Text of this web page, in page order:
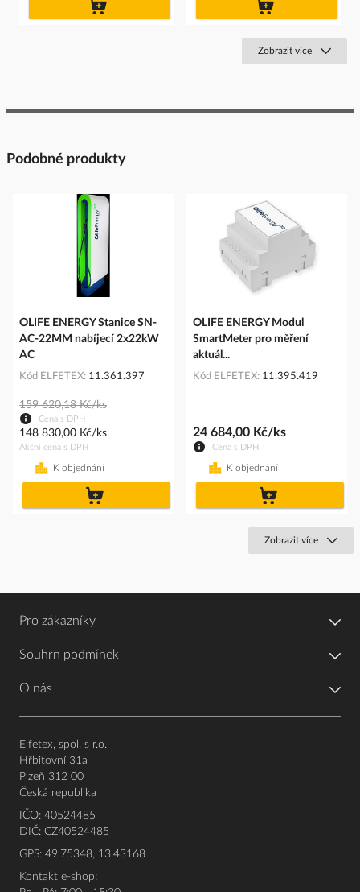
Zobrazit více
Podobné produkty
OLIFE ENERGY Stanice SN-
AC-22MM nabíjecí 2x22kW
AC
Kód ELFETEX 11.361.397
Cena s DPH
159 620,18 Kč/ks
Akční cena s DPH
148 830,00 Kč/ks
K objednání
OLIFE ENERGY Modul
SmartMeter pro měření
aktuál...
Kód ELFETEX 11.395.419
Cena s DPH
24 684,00 Kč/ks
K objednání
Zobrazit více
Pro zákazníky
Souhrn podmínek
O nás
Elfetex, spol. s r.o.
Hřbitovní 31a
Plzeň 312 00
Česká republika
IČO: 40524485
DIČ: CZ40524485
GPS: 49.75348, 13.43168
Kontakt e-shop: